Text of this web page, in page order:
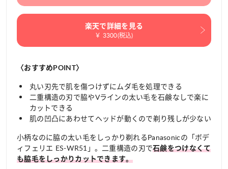
楽天で詳細を見る
￥ 3300(税込)
〈おすすめPOINT〉
丸い刃先で肌を傷つけずにムダ毛を処理できる
二重構造の刃で脇やVラインの太い毛を石鹸なしで楽に
カットできる
肌の凹凸にあわせてヘッドが動くので剃り残しが少ない
小柄なのに脇の太い毛をしっかり剃れるPanasonicの「ボデ
ィフェリエ ES-WR51」。二重構造の刃で石鹸をつけなくて
も脇毛をしっかりカットできます。